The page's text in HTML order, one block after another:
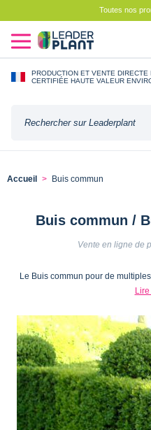
Toutes nos
PRODUCTION ET VENTE
CERTIFIÉE HAUTE VALEUR
Accueil Buis commun
Buis commun /
Vente en ligne de
Le Buis commun pour de